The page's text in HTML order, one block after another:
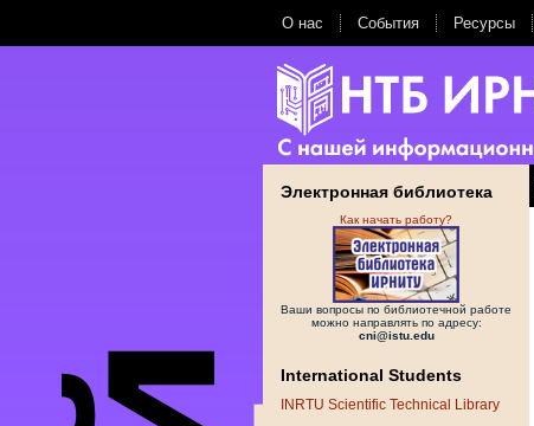
О нас События Ресурсы
Электронная библиотека
Как начать работу?
Ваши вопросы по библиотечной работе
можно направлять по адресу:
cni@istu.edu
International Students
INRTU Scientific Technical Library